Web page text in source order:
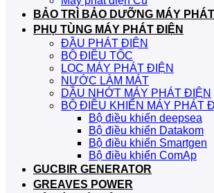
BẢO TRÌ BẢO DƯỠNG MÁY
PHỤ TÙNG MÁY PHÁT ĐIỆN
ĐẦU PHÁT ĐIỆN
BỘ ĐIỀU TỐC
LỌC MÁY PHÁT ĐIỆN
NƯỚC LÀM MÁT
DẦU NHỚT MÁY PHÁT ĐIỆN
BỘ ĐIỀU KHIỂN MÁY PHÁT
Bộ điều khiển deepsea
Bộ điều khiển Datakom
Bộ điều khiển Smartgen
Bộ điều khiển ComAp
GUCBIR GENERATOR
GREAVES POWER